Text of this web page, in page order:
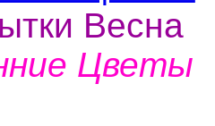
Весна
Цветы